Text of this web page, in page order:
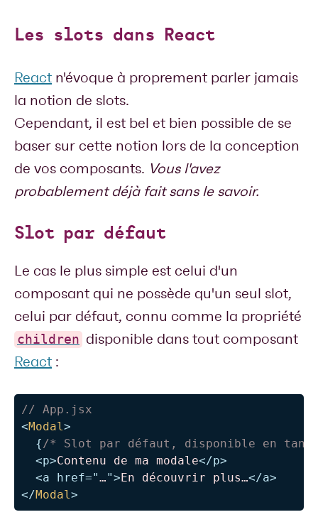
Les slots dans React
React n'évoque à proprement parler jamais
la notion de slots.
Cependant, il est bel et bien possible de se
baser sur cette notion lors de la conception
de vos composants. Vous l'avez
probablement déjà fait sans le savoir.
Slot par défaut
Le cas le plus simple est celui d'un
composant qui ne possède qu'un seul slot,
celui par défaut, connu comme la propriété
children disponible dans tout composant
React :
// App.jsx
<Modal>
{/* Slot par défaut, disponible en tant
<p>Contenu de ma modale</p>
<a href="…">En découvrir plus…</a>
</Modal>